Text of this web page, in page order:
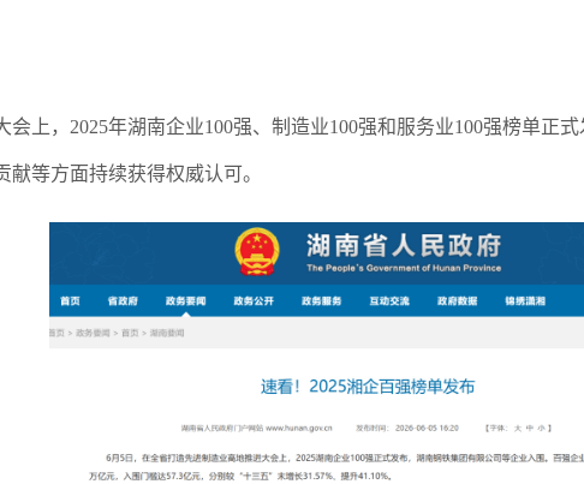
上，2025年湖南企业100强、制造业100强和服务业100强榜单正
等方面持续获得权威认可。